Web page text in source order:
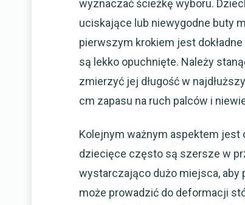
wyznaczać ścieżkę wyboru.
uciskające lub niewygodne buty
pierwszym krokiem jest
są lekko opuchnięte. Należy
zmierzyć jej długość w
cm zapasu na ruch palców i
Kolejnym ważnym aspektem jest
dziecięce często są szersze w
wystarczająco dużo miejsca, aby
może prowadzić do deformacji